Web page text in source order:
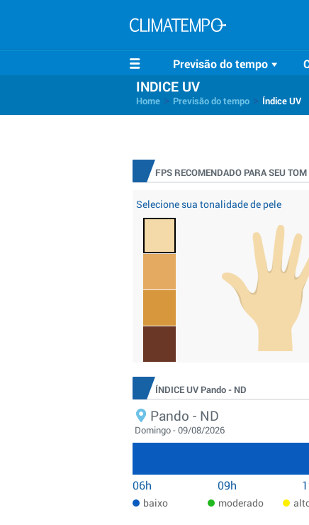
Previsão do tempo
INDICE UV
Home Previsão do tempo Índice UV
FPS RECOMENDADO PARA SEU TOM
Selecione sua tonalidade de pele
ÍNDICE UV Pando - ND
Pando - ND
Domingo - 09/08/2026
06h 09h
baixo moderado